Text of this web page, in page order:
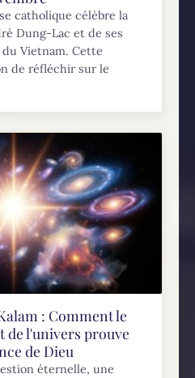
catholique célèbre la
Dung-Lac et de ses
Vietnam. Cette
de réfléchir sur le
: Comment le
de l'univers prouve
de Dieu
éternelle, une